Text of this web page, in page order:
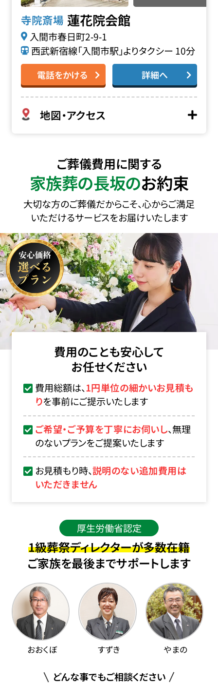
寺院斎場 蓮花院会館
入間市春日町2‐9‐1
西武新宿線「入間市駅」よりタクシー 10分
電話をかける 詳細へ
地図・アクセス
ご葬儀費用に関する
家族葬の長坂のお約束
大切な方のご葬儀だからこそ、心からご満足
いただけるサービスをお届けいたします
費用のことも安心して
お任せください
費用総額は、1円単位の細かいお見積も
りを事前にご提示いたします
ご希望・ご予算を丁寧にお伺いし、無理
のないプランをご提案いたします
お見積もり時、説明のない追加費用は
いただきません
厚生労働省認定
1級葬祭ディレクターが多数在籍
ご家族を最後までサポートします
おおくぼ すずき やまの
どんな事でもご相談ください